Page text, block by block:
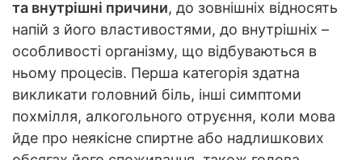
та внутрішні причини, до зовнішніх відносять
напій з його властивостями, до внутрішніх –
особливості організму, що відбуваються в
ньому процесів. Перша категорія здатна
викликати головний біль, інші симптоми
похмілля, алкогольного отруєння, коли мова
йде про неякісне спиртне або надлишкових